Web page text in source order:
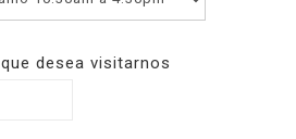
desea visitarnos